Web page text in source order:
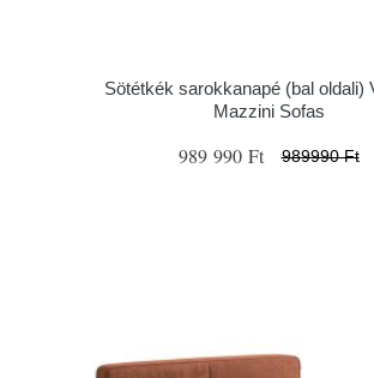
Sötétkék sarokkanapé (bal oldali)
Mazzini Sofas
989 990 Ft 989990 Ft